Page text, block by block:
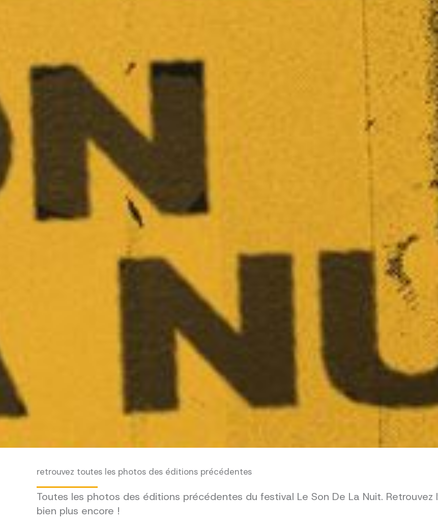
retrouvez toutes les photos des éditions précédentes
Toutes les photos des éditions précédentes du festival Le Son De La Nuit. Retrouvez
bien plus encore !